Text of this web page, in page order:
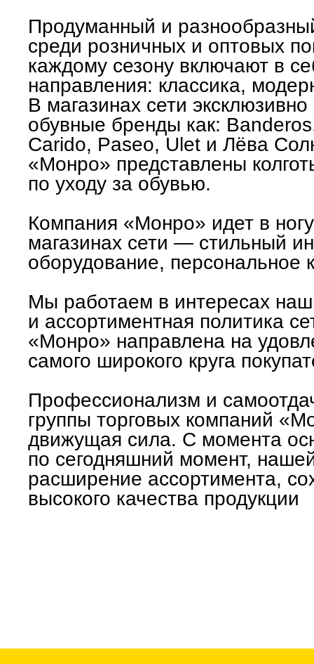
Продуманный и
среди розничных и оптовых
каждому сезону включают в
направления: классика,
В магазинах сети
обувные бренды как:
Carido, Paseo, Ulet и Лёва
«Монро» представлены
по уходу за обувью.
Компания «Монро» идет в
магазинах сети — стильный
оборудование, персональное
Мы работаем в интересах
и ассортиментная политика
«Монро» направлена на
самого широкого круга
Профессионализм и
группы торговых компаний
движущая сила. С момента
по сегодняшний момент,
расширение ассортимента,
высокого качества продукции